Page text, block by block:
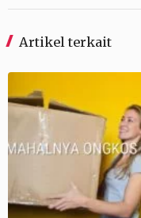
Artikel terkait